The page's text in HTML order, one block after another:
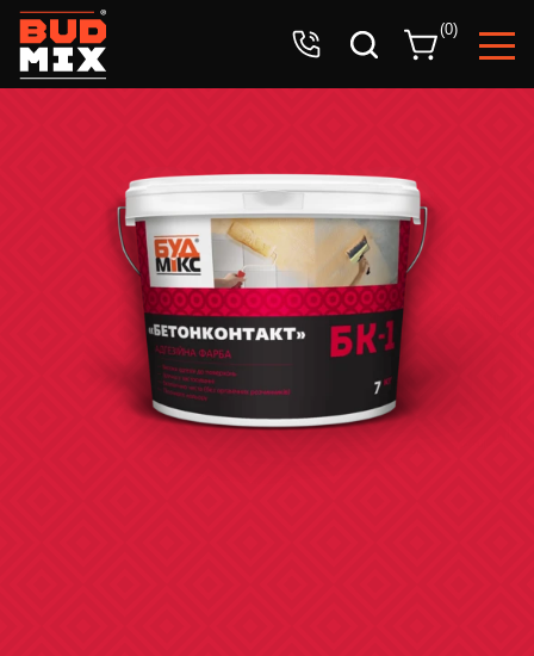
(0)
Ожидайте звонка оператора.